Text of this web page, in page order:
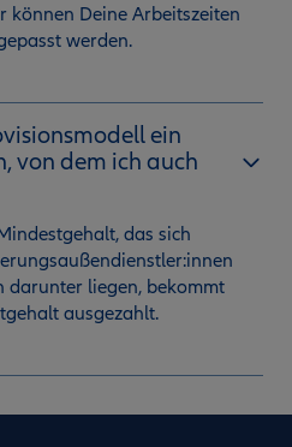
können Deine Arbeitszeiten
werden.
ein
von dem ich auch
das sich
darunter liegen, bekommt
ausgezahlt.